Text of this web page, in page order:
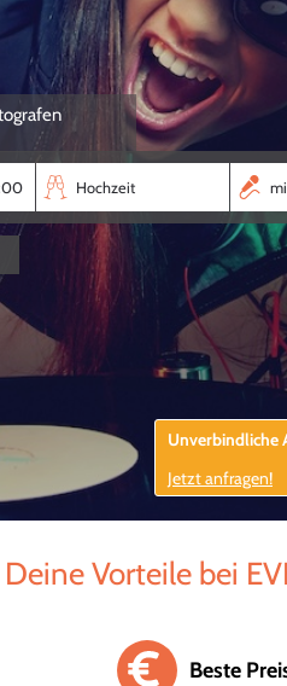
Unverbindliche
Jetzt anfragen!
Vorteile bei
Beste